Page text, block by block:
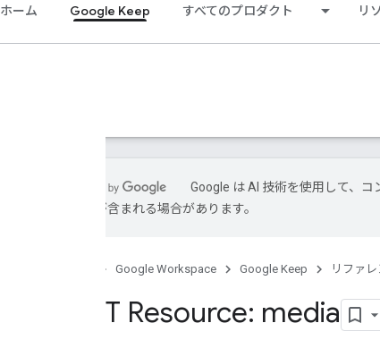
ホーム Google Keep すべてのプロダクト リ
Google は AI 技術を使用して、
は誤りが含まれる場合があります。
Google Workspace Google Keep リファレ
REST Resource: media